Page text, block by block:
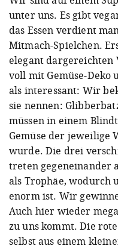
unter uns. Es gibt
das Essen verdient
Mitmach-Spielchen.
elegant dargereichten
voll mit Gemüse-Deko
als interessant: Wir
sie nennen:
müssen in einem
Gemüse der jeweilige
wurde. Die drei
treten gegeneinander
als Trophäe, wodurch
enorm ist. Wir
Auch hier wieder
zu uns kommt. Die
selbst aus einem